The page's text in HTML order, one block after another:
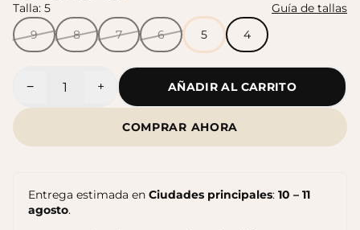
Talla: 5
Guía de tallas
9
8 7 6 5 4
Cantidad
− + AÑADIR AL CARRITO
COMPRAR AHORA
Entrega estimada en Ciudades principales: 10 – 11
agosto.
Sandalias Maui MC
$140.000
Sandalias SUN
$140.000